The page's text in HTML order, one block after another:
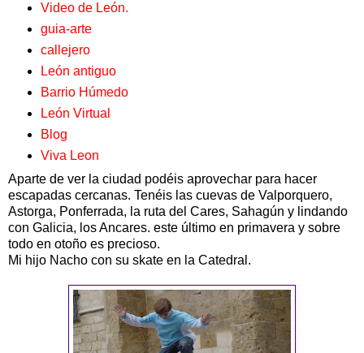
Video de León.
guia-arte
callejero
León antiguo
Barrio Húmedo
León Virtual
Blog
Viva Leon
Aparte de ver la ciudad podéis aprovechar para hacer
escapadas cercanas. Tenéis las cuevas de Valporquero,
Astorga, Ponferrada, la ruta del Cares, Sahagún y lindando
con Galicia, los Ancares. este último en primavera y sobre
todo en otoño es precioso.
Mi hijo Nacho con su skate en la Catedral.